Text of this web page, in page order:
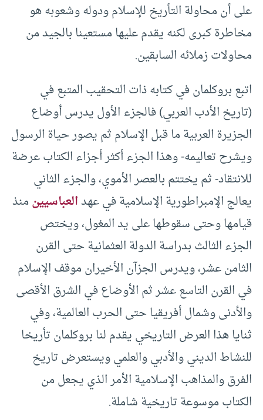
على أن محاولة التأريخ للإسلام ودوله وشعوبه هو
مخاطرة كبرى لكنه يقدم عليها مستعينا بالجيد من
محاولات زملائه السابقين.
اتبع بروكلمان في كتابه ذات التحقيب المتبع في
(تاريخ الأدب العربي) فالجزء الأول يدرس أوضاع
الجزيرة العربية ما قبل الإسلام ثم يصور حياة الرسول
ويشرح تعاليمه- وهذا الجزء أكثر أجزاء الكتاب عرضة
للانتقاد- ثم يختتم بالعصر الأموي، والجزء الثاني
يعالج الإمبراطورية الإسلامية في عهدالعباسيينمنذ
قيامها وحتى سقوطها على يد المغول، ويختص
الجزء الثالث بدراسة الدولة العثمانية حتى القرن
الثامن عشر، ويدرس الجزآن الأخيران موقف الإسلام
في القرن التاسع عشر ثم الأوضاع في الشرق الأقصى
والأدنى وشمال أفريقيا حتى الحرب العالمية، وفي
ثنايا هذا العرض التاريخي يقدم لنا بروكلمان تأريخا
للنشاط الديني والأدبي والعلمي ويستعرض تاريخ
الفرق والمذاهب الإسلامية الأمر الذي يجعل من
الكتاب موسوعة تاريخية شاملة.